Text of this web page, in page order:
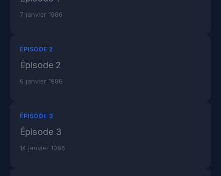
7 janvier 1986
ÉPISODE 2
Épisode 2
9 janvier 1986
ÉPISODE 3
Épisode 3
14 janvier 1986